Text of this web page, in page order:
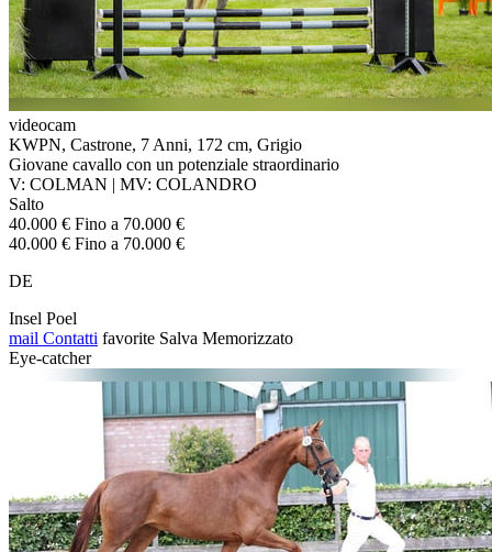
videocam
KWPN, Castrone, 7 Anni, 172 cm, Grigio
Giovane cavallo con un potenziale straordinario
V: COLMAN | MV: COLANDRO
Salto
40.000 € Fino a 70.000 €
40.000 € Fino a 70.000 €
DE
Insel Poel
mail Contatti favorite Salva Memorizzato
Eye-catcher